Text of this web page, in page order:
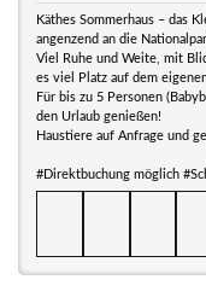
Käthes Sommerhaus – das
angenzend an die
Viel Ruhe und Weite, mit
es viel Platz auf dem
Für bis zu 5 Personen
den Urlaub genießen!
Haustiere auf Anfrage und
#Direktbuchung möglich